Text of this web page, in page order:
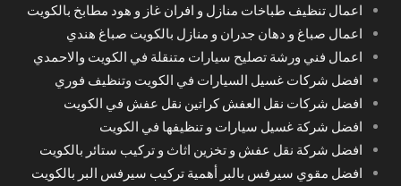
اعمال تنظيف طباخات منازل و افران غاز و هود مطابخ بالكويت
اعمال صباغ و دهان جدران و منازل بالكويت صباغ هندي
اعمال فني ورشة تصليح سيارات متنقلة في الكويت والاحمدي
افضل شركات غسيل السيارات في الكويت وتنظيف فوري
افضل شركات نقل العفش كراتين نقل عفش في الكويت
افضل شركة غسيل سيارات و تنظيفها في الكويت
افضل شركة نقل عفش و تخزين اثاث و تركيب ستائر بالكويت
افضل مقوي سيرفس بالبر أهمية تركيب سيرفس البر بالكويت